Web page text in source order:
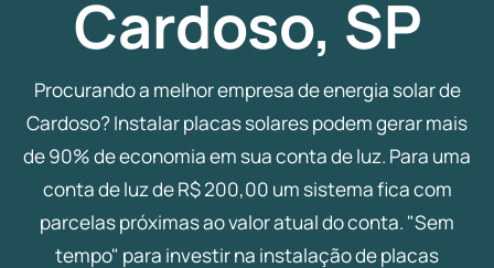
Cardoso, SP
Procurando a melhor empresa de energia solar de
Cardoso? Instalar placas solares podem gerar mais
de 90% de economia em sua conta de luz. Para uma
conta de luz de R$ 200,00 um sistema fica com
parcelas próximas ao valor atual do conta. "Sem
tempo" para investir na instalação de placas